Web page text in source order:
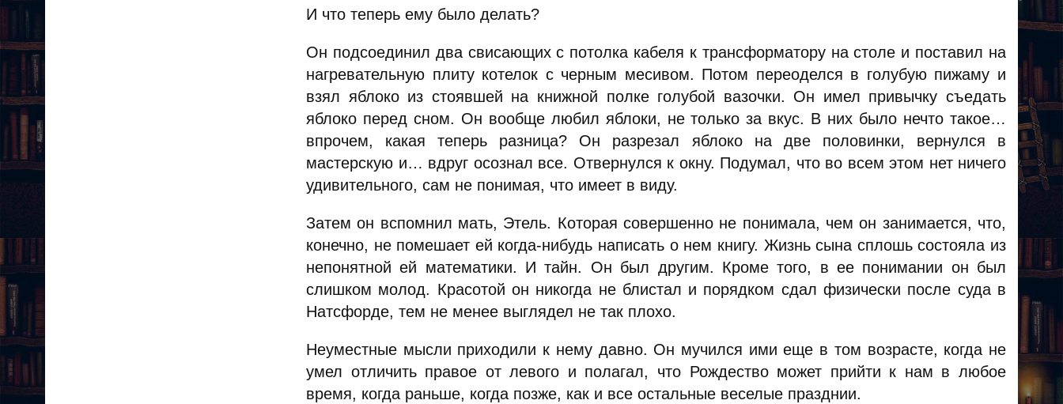
И что теперь ему было делать?
Он подсоединил два свисающих с потолка кабеля к трансформатору на столе и поставил на
нагревательную плиту котелок с черным месивом. Потом переоделся в голубую пижаму и
взял яблоко из стоявшей на книжной полке голубой вазочки. Он имел привычку съедать
яблоко перед сном. Он вообще любил яблоки, не только за вкус. В них было нечто такое…
впрочем, какая теперь разница? Он разрезал яблоко на две половинки, вернулся в
мастерскую и… вдруг осознал все. Отвернулся к окну. Подумал, что во всем этом нет ничего
удивительного, сам не понимая, что имеет в виду.
Затем он вспомнил мать, Этель. Которая совершенно не понимала, чем он занимается, что,
конечно, не помешает ей когда-нибудь написать о нем книгу. Жизнь сына сплошь состояла из
непонятной ей математики. И тайн. Он был другим. Кроме того, в ее понимании он был
слишком молод. Красотой он никогда не блистал и порядком сдал физически после суда в
Натсфорде, тем не менее выглядел не так плохо.
Неуместные мысли приходили к нему давно. Он мучился ими еще в том возрасте, когда не
умел отличить правое от левого и полагал, что Рождество может прийти к нам в любое
время, когда раньше, когда позже, как и все остальные веселые празднии.